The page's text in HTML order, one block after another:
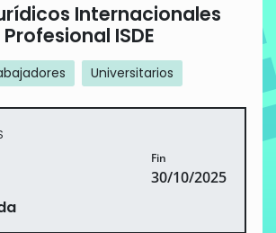
Internacionales
ISDE
Universitarios
Fin
30/10/2025